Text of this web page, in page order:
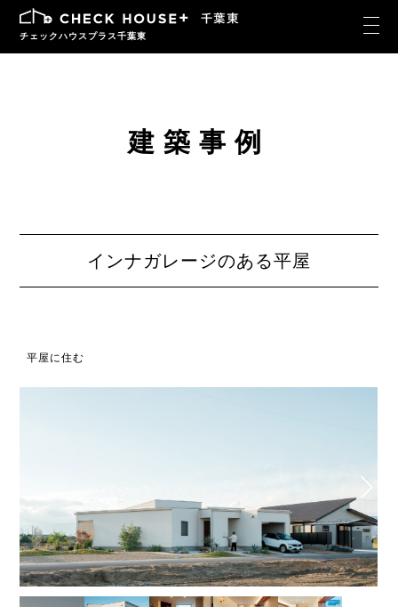
チェックハウスプラス千葉東
建築事例
インナガレージのある平屋
平屋に住む